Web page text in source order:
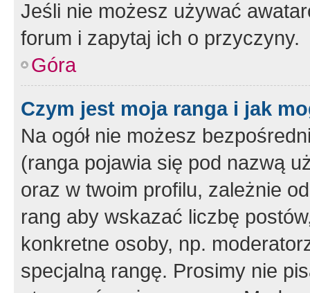
Jeśli nie możesz używać
forum i zapytaj ich o przyczyny.
Góra
Czym jest moja ranga i jak
Na ogół nie możesz
(ranga pojawia się pod nazwą
oraz w twoim profilu, zależnie
rang aby wskazać liczbę
konkretne osoby, np.
specjalną rangę. Prosimy nie